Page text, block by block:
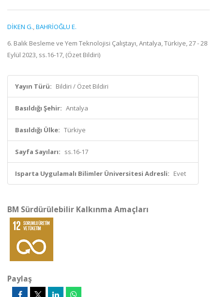
DİKEN G.,BAHRİOĞLU E.
6. Balık Besleme ve Yem Teknolojisi Çalıştayı, Antalya, Türkiye, 27 - 28
Eylül 2023, ss.16-17, (Özet Bildiri)
Yayın Türü: Bildiri / Özet Bildiri
Basıldığı Şehir: Antalya
Basıldığı Ülke: Türkiye
Sayfa Sayıları: ss.16-17
Isparta Uygulamalı Bilimler Üniversitesi Adresli: Evet
BM Sürdürülebilir Kalkınma Amaçları
Paylaş